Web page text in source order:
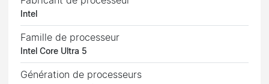
Intel
Famille de processeur
Intel Core Ultra 5
Génération de processeurs